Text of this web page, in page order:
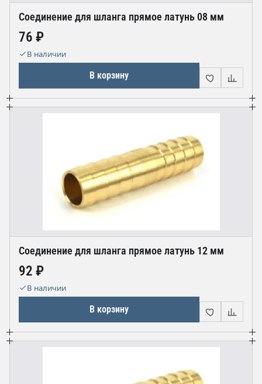
Соединение для шланга прямое латунь 08 мм
76 ₽
В наличии
В корзину
Соединение для шланга прямое латунь 12 мм
92 ₽
В наличии
В корзину